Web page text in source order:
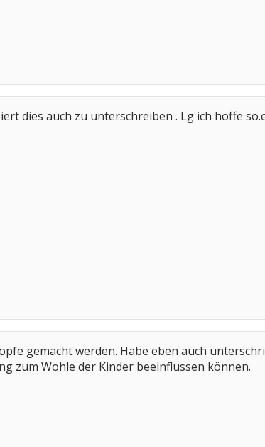
dies auch zu unterschreiben . Lg ich hoffe
gemacht werden. Habe eben auch
zum Wohle der Kinder beeinflussen können.